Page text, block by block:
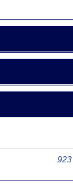
923